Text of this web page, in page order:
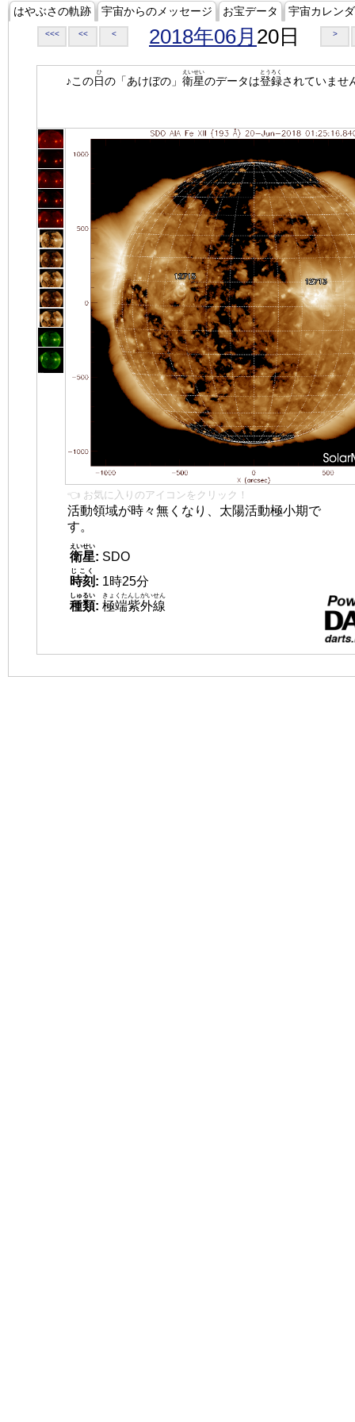
はやぶさの軌跡 宇宙からのメッセージ お宝データ 宇宙カレン
<<< << < 2018年06月 20日 >
♪この日
ひ
の「あけぼの」 衛星
えいせい
のデータは登録
とうろく
されていませ
👈 お気に入りのアイコンをクリック！
活動領域が時々無くなり、太陽活動極小期で
す。
衛星
えいせい
: SDO
時刻
じこく
: 1時25分
種類
しゅるい
: 極端紫外線
きょくたんしがいせん